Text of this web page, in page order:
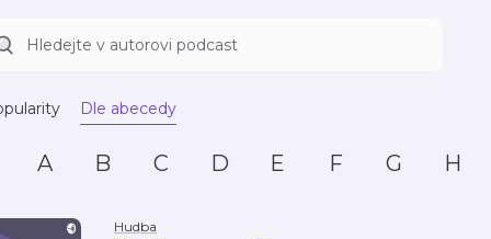
Dle abecedy
A B C D E F G H
Hudba